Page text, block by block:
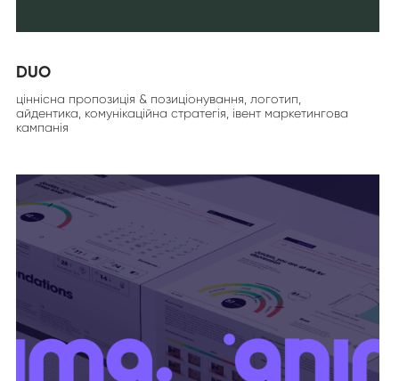
DUO
ціннісна пропозиція & позиціонування, логотип,
айдентика, комунікаційна стратегія, івент маркетингова
кампанія